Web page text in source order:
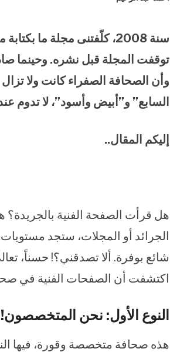
سنة 2008، كلّفتنى مجلة ما
توقفت المجلة قبل نشره. وحينما
وأن الصحافة الصفراء كانت ولا
السابع” و”أبيض وأسود”، لا تدوم
إليكم المقال..
هل قرأت الصفحة الفنية
الجرائد أو المجلات، ستجد
شائع بوفرة. ألا تصدقني؟! حسناً،
اكتشفت أن الصفحات الفنية في صحافتنا
النوع الأول: نحن المتخصصون!
هذه صحافة متخصصة وقورة، فيها